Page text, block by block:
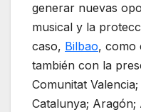
generar nuevas
musical y la
caso, Bilbao, como
también con la
Comunitat
Catalunya;